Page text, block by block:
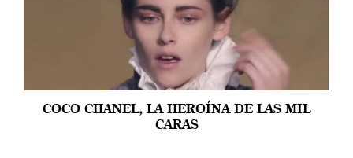
COCO CHANEL, LA HEROÍNA DE LAS MIL
CARAS